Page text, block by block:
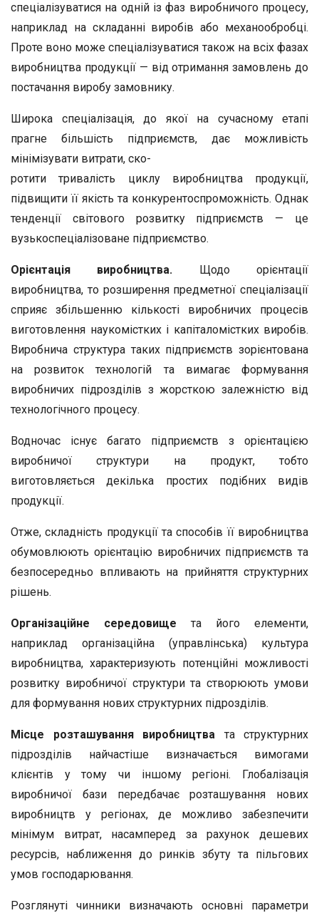
спеціалізуватися на одній із фаз виробничого процесу,
наприклад на складанні виробів або механообробці.
Проте воно може спеціалізуватися також на всіх фазах
виробництва продукції — від отримання замовлень до
постачання виробу замовнику.
Широка спеціалізація, до якої на сучасному етапі
прагне більшість підприємств, дає можливість
мінімізувати витрати, ско-
ротити тривалість циклу виробництва продукції,
підвищити її якість та конкурентоспроможність. Однак
тенденції світового розвитку підприємств — це
вузькоспеціалізоване підприємство.
Орієнтація виробництва. Щодо орієнтації
виробництва, то розширення предметної спеціалізації
сприяє збільшенню кількості виробничих процесів
виготовлення наукомістких і капіталомістких виробів.
Виробнича структура таких підприємств зорієнтована
на розвиток технологій та вимагає формування
виробничих підрозділів з жорсткою залежністю від
технологічного процесу.
Водночас існує багато підприємств з орієнтацією
виробничої структури на продукт, тобто
виготовляється декілька простих подібних видів
продукції.
Отже, складність продукції та способів її виробництва
обумовлюють орієнтацію виробничих підприємств та
безпосередньо впливають на прийняття структурних
рішень.
Організаційне середовище та його елементи,
наприклад організаційна (управлінська) культура
виробництва, характеризують потенційні можливості
розвитку виробничої структури та створюють умови
для формування нових структурних підрозділів.
Місце розташування виробництва та структурних
підрозділів найчастіше визначається вимогами
клієнтів у тому чи іншому регіоні. Глобалізація
виробничої бази передбачає розташування нових
виробництв у регіонах, де можливо забезпечити
мінімум витрат, насамперед за рахунок дешевих
ресурсів, наближення до ринків збуту та пільгових
умов господарювання.
Розглянуті чинники визначають основні параметри